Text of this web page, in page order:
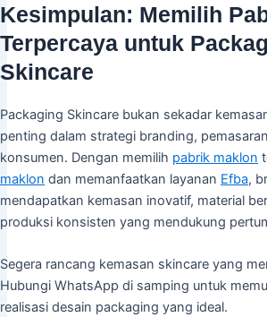
Kesimpulan: Memilih
Terpercaya untuk
Skincare
Packaging Skincare bukan sekadar
penting dalam strategi branding,
konsumen. Dengan memilih pabrik maklon
maklon dan memanfaatkan layanan Efba,
mendapatkan kemasan inovatif, material
produksi konsisten yang mendukung
Segera rancang kemasan skincare yang
Hubungi WhatsApp di samping untuk
realisasi desain packaging yang ideal.